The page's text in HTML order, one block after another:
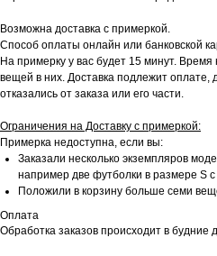
Возможна доставка с примеркой.
Способ оплаты онлайн или банковской
На примерку у вас будет 15 минут. Время
вещей в них. Доставка подлежит оплате,
отказались от заказа или его части.
Ограничения на Доставку с примеркой:
Примерка недоступна, если вы:
Заказали несколько экземпляров
например две футболки в размере S
Положили в корзину больше семи
Оплата
Обработка заказов происходит в будние